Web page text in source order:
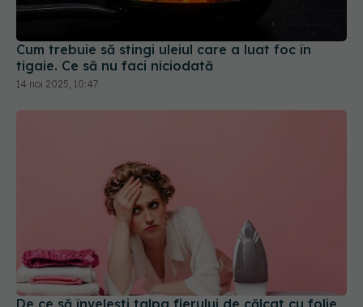
14 noi 2025, 10:47
De ce să învelești talpa fierului de călcat cu folie
de aluminiu
28 mai 2026, 14:05